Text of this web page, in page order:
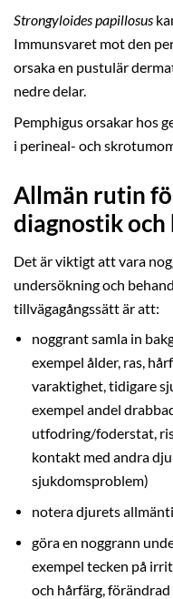
Strongyloides papillosus
Immunsvaret mot den
orsaka en pustulär
nedre delar.
Pemphigus orsakar hos
i perineal- och
Allmän rutin
diagnostik
Det är viktigt att vara
undersökning och
tillvägagångssätt är att:
noggrant samla in
exempel ålder, ras,
varaktighet, tidigare
exempel andel
utfodring/foderstat,
kontakt med andra
sjukdomsproblem)
notera djurets
göra en noggrann
exempel tecken på
och hårfärg,